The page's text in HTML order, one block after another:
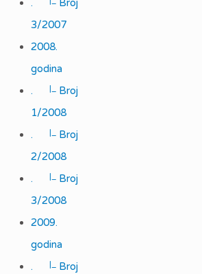
.
Broj
3/2007
2008.
godina
.
|_
Broj
1/2008
.
|_
Broj
2/2008
.
|_
Broj
3/2008
2009.
godina
.
|_
Broj